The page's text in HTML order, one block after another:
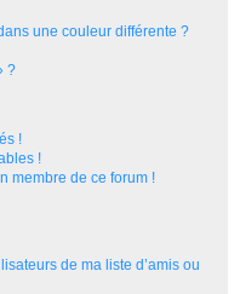
une couleur différente ?
?
!
!
membre de ce forum !
de ma liste d’amis ou